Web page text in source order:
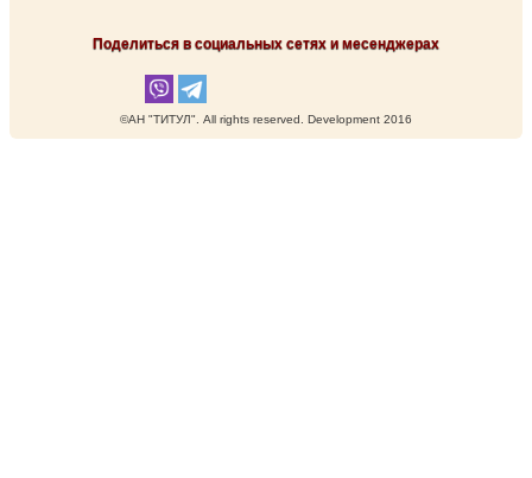
Поделиться в социальных сетях и месенджерах
©АН "ТИТУЛ". Аll rights reserved. Development 2016